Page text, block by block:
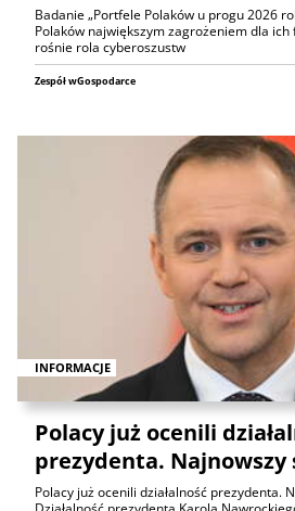
Badanie „Portfele Polaków u progu 2026
Polaków największym zagrożeniem dla
rośnie rola cyberoszustw
Zespół wGospodarce
INFORMACJE
Polacy już ocenili
prezydenta. Najnowszy
Polacy już ocenili działalność prezydenta.